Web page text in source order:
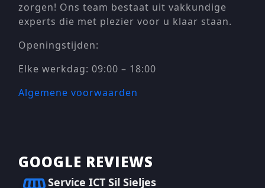
zorgen! Ons team bestaat uit vakkundige
experts die met plezier voor u klaar staan.
Openingstijden:
Elke werkdag: 09:00 – 18:00
Algemene voorwaarden
GOOGLE REVIEWS
Service ICT Sil Sieljes